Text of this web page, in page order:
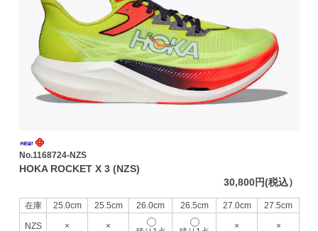
No.1168724-NZS
HOKA ROCKET X 3 (NZS)
30,800円(税込）
在庫 25.0cm 25.5cm 26.0cm 26.5cm 27.0cm 27.5cm
NZS × × × ×